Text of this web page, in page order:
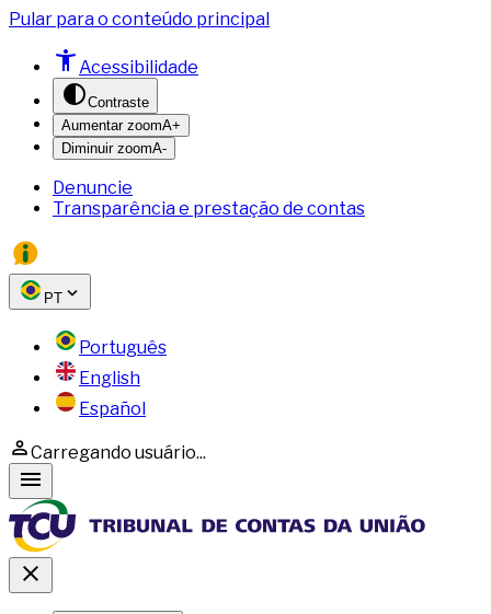
Pular para o conteúdo principal
Acessibilidade
Contraste
Aumentar zoomA+
Diminuir zoomA-
Denuncie
Transparência e prestação de contas
PT
Português
English
Español
Carregando usuário...